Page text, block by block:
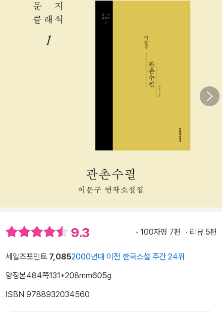
9.3 100자평 7편 리뷰 5편
세일즈포인트 7,0852000년대 이전 한국소설 주간 24위
양장본484쪽131*208mm605g
ISBN 9788932034560